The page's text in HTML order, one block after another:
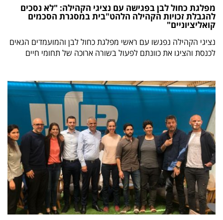
מפלגת כחול לבן בפגישה עם נציגי הקהילה: "לא נסכים
להגבלת זכויות הקהילה הלהט"בית במסגרת הסכמים
קואליציוניים"
נציגי הקהילה נפגשו עם ראשי מפלגת כחול לבן והמועמדים הגאים
לכנסת והציגו את כוונתם לפעול בשורה ארוכה של תחומי חיים